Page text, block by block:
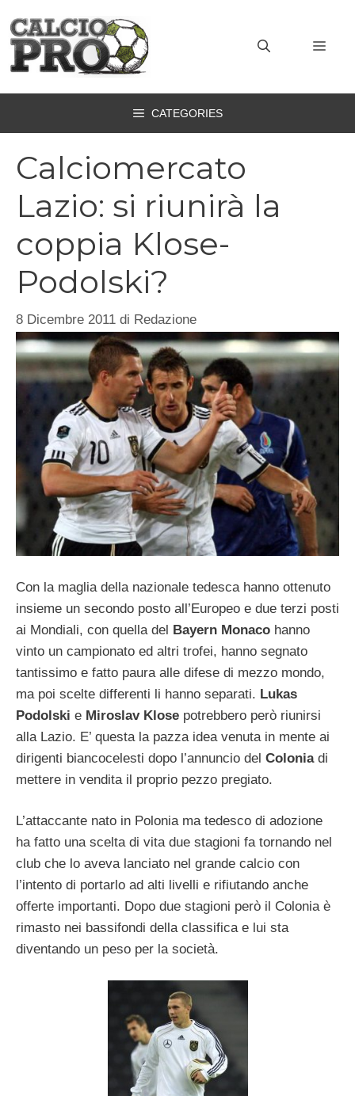
contenuto
CATEGORIES
Calciomercato
Lazio: si riunirà la
coppia Klose-
Podolski?
8 Dicembre 2011 di Redazione
Con la maglia della nazionale tedesca hanno ottenuto
insieme un secondo posto all’Europeo e due terzi posti
ai Mondiali, con quella del Bayern Monaco hanno
vinto un campionato ed altri trofei, hanno segnato
tantissimo e fatto paura alle difese di mezzo mondo,
ma poi scelte differenti li hanno separati. Lukas
Podolski e Miroslav Klose potrebbero però riunirsi
alla Lazio. E’ questa la pazza idea venuta in mente ai
dirigenti biancocelesti dopo l’annuncio del Coloniadi
mettere in vendita il proprio pezzo pregiato.
L’attaccante nato in Polonia ma tedesco di adozione
ha fatto una scelta di vita due stagioni fa tornando nel
club che lo aveva lanciato nel grande calcio con
l’intento di portarlo ad alti livelli e rifiutando anche
offerte importanti. Dopo due stagioni però il Colonia è
rimasto nei bassifondi della classifica e lui sta
diventando un peso per la società.